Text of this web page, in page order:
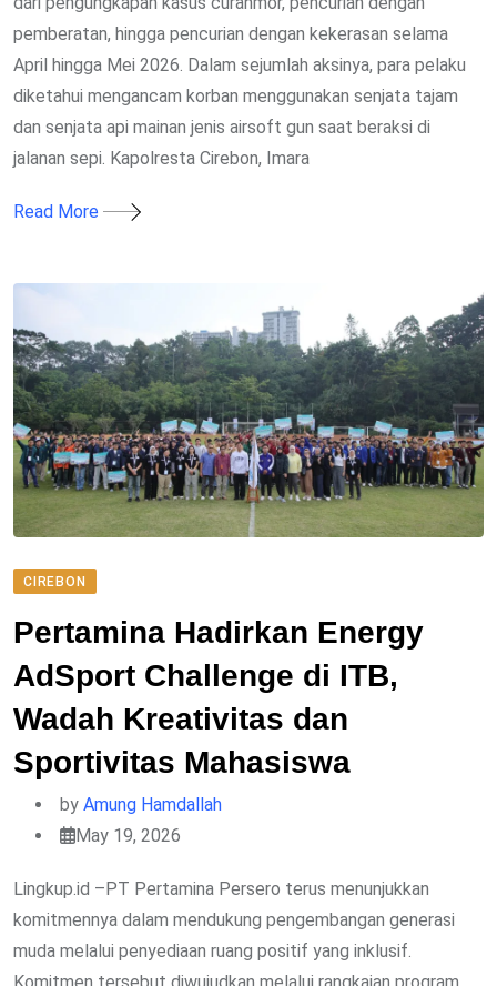
pemberatan, hingga pencurian dengan kekerasan selama
April hingga Mei 2026. Dalam sejumlah aksinya, para pelaku
diketahui mengancam korban menggunakan senjata tajam
dan senjata api mainan jenis airsoft gun saat beraksi di
jalanan sepi. Kapolresta Cirebon, Imara
Read More
CIREBON
Pertamina Hadirkan Energy
AdSport Challenge di ITB,
Wadah Kreativitas dan
Sportivitas Mahasiswa
by Amung Hamdallah
May 19, 2026
Lingkup.id –PT Pertamina Persero terus menunjukkan
komitmennya dalam mendukung pengembangan generasi
muda melalui penyediaan ruang positif yang inklusif.